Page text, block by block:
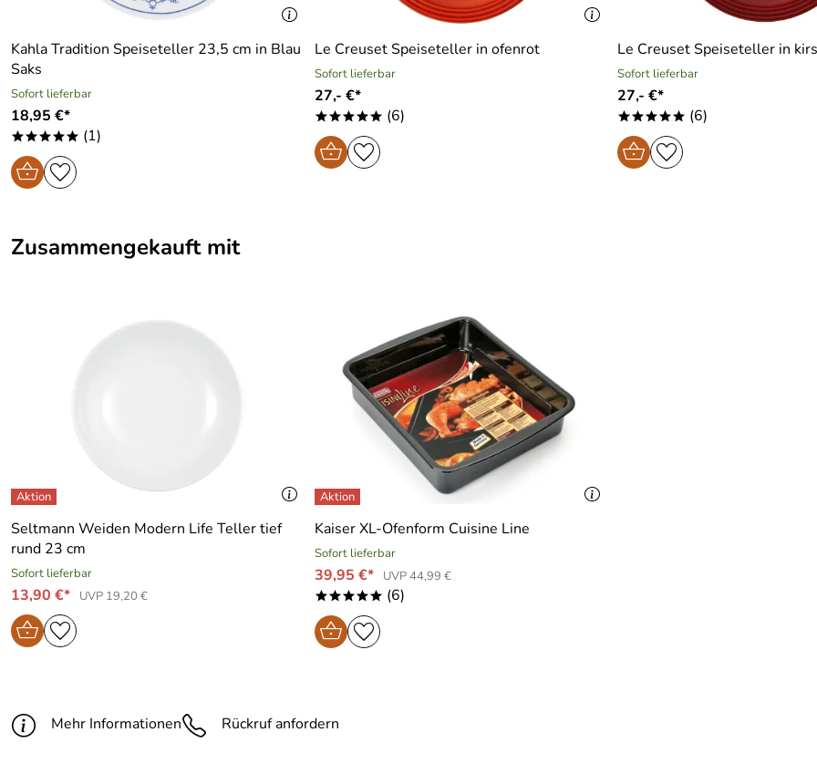
Kahla Tradition Speiseteller 23,5 cm in Blau
Saks
Sofort lieferbar
18,95 €*
***** (1)
Le Creuset Speiseteller in ofenrot
Sofort lieferbar
27,- €*
***** (6)
Le Creuset Speiseteller in
Sofort lieferbar
27,- €*
***** (6)
Zusammengekauft mit
Seltmann Weiden Modern Life Teller tief
rund 23 cm
Sofort lieferbar
13,90 €* UVP 19,20 €
Kaiser XL-Ofenform Cuisine Line
Sofort lieferbar
39,95 €* UVP 44,99 €
***** (6)
Mehr Informationen Rückruf anfordern